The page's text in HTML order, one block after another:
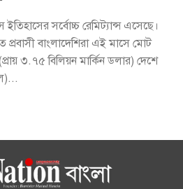
ইতিহাসের সর্বোচ্চ রেমিট্যান্স এসেছে।
প্রবাসী বাংলাদেশিরা এই মাসে মোট
৩.৭৫ বিলিয়ন মার্কিন ডলার) দেশে